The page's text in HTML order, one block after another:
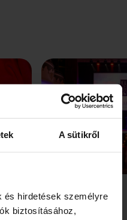
A sütikről
és hirdetések személyre
biztosításához,
Következő